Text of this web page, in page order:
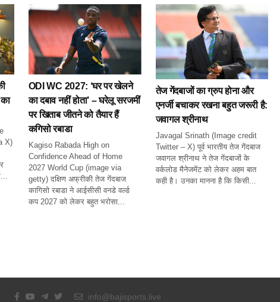
X)
ODI WC 2027: ‘घर पर खेलने
का दबाव नहीं होता’ – घरेलू सरजमीं
पर खिताब जीतने को तैयार हैं
कगिसो रबाडा
Kagiso Rabada High on
Confidence Ahead of Home
2027 World Cup (image via
getty) दक्षिण अफ्रीकी तेज गेंदबाज
कागिसो रबाडा ने आईसीसी वनडे वर्ल्ड
कप 2027 को लेकर बहुत भरोसा...
तेज गेंदबाजों का ग्रुप होना और
एनर्जी बचाकर रखना बहुत जरूरी है:
जवागल श्रीनाथ
Javagal Srinath (Image credit
Twitter – X) पूर्व भारतीय तेज गेंदबाज
जवागल श्रीनाथ ने तेज गेंदबाजों के
वर्कलोड मैनेजमेंट को लेकर अहम बात
कही है। उनका मानना है कि किसी...
info@bajisports.live